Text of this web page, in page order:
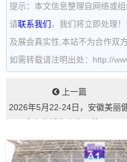
提示：本文信息整理自网络或
请联系我们 ，我们将立即处理
及展会真实性,本站不为合作双
如需转载请注明出处：http://
上一篇
2026年5月22-24日，安徽美丽